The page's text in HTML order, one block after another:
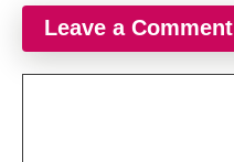
Leave a Comment